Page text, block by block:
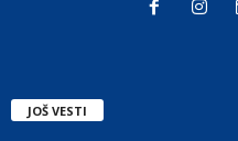
JOŠ VESTI